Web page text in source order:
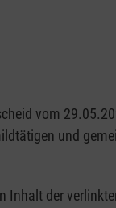
vom
und
der